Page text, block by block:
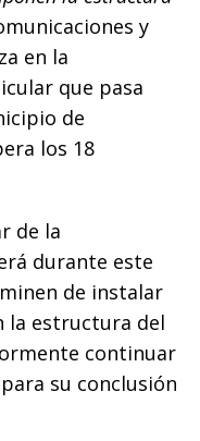
y
en la
que pasa
de
los 18
de la
durante este
de instalar
la estructura del
continuar
su conclusión